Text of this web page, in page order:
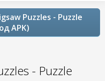
Puzzles - Puzzle
APK)
- Puzzle